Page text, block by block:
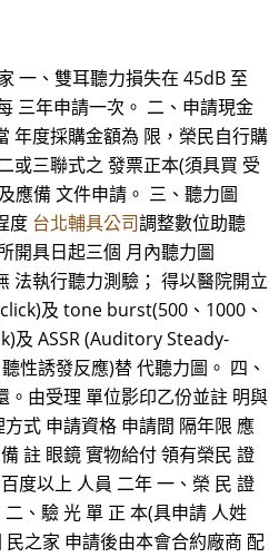
一、雙耳聽力損失在 45dB 至
三年申請一次。 二、申請現金
年度採購金額為 限，榮民自行購
或三聯式之 發票正本(須具買 受
應備 文件申請。 三、聽力圖
度 台北輔具公司調整數位助聽
開具日起三個 月內聽力圖
法執行聽力測驗； 得以醫院開立
及 tone burst(500、1000、
及 ASSR (Auditory Steady-
性誘發反應)替 代聽力圖。 四、
。由受理 單位影印乙份並註 明與
式 申請資格 申請間 隔年限 應
註 眼鏡 實物給付 領有榮民 證
度以上 人員 二年 一、榮 民 證
、驗 光 單 正 本(具申請 人姓
之家 申請後由本會合約廠商 配